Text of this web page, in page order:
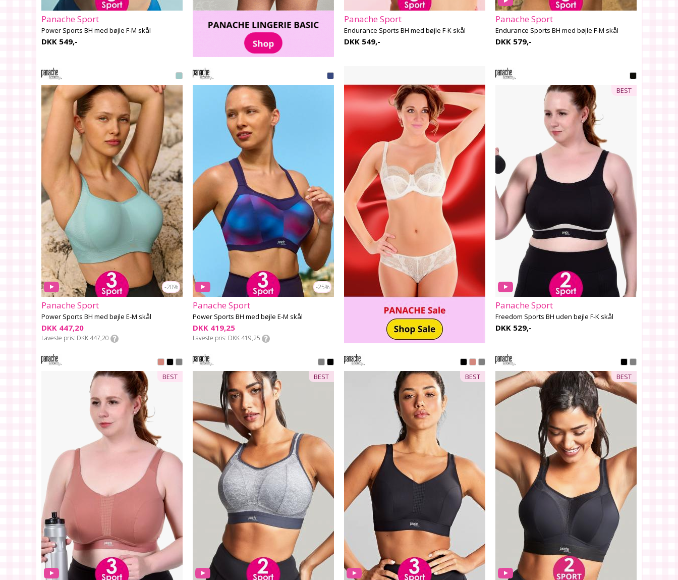
Panache Sport
Power Sports BH med bøjle F-M skål
DKK 549,-
Panache Sport
Endurance Sports BH med bøjle F-K skål
DKK 549,-
Panache Sport
Endurance Sports BH med bøjle F-M skål
DKK 579,-
-20%
Panache Sport
Power Sports BH med bøjle E-M skål
DKK 447,20
Laveste pris DKK 447,20
-25%
Panache Sport
Power Sports BH med bøjle E-M skål
DKK 419,25
Laveste pris DKK 419,25
BEST
Panache Sport
Freedom Sports BH uden bøjle F-K skål
DKK 529,-
BEST BEST BEST BEST